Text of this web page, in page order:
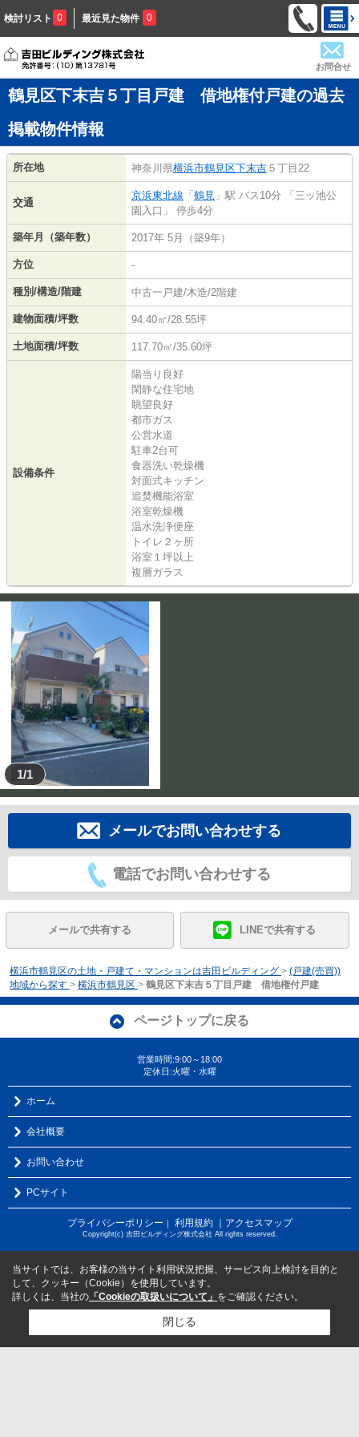
検討リスト 0 最近見た物件 0
お問合せ
鶴見区下末吉５丁目戸建 借地権付戸建の過去
掲載物件情報
所在地 神奈川県横浜市鶴見区下末吉 ５丁目22
交通
京浜東北線 「 鶴見 」駅 バス10分 「三ッ池公
園入口」 停歩4分
築年月（築年数） 2017年 5月（築9年）
方位 -
種別/構造/階建 中古一戸建/木造/2階建
建物面積/坪数 94.40㎡/28.55坪
土地面積/坪数 117.70㎡/35.60坪
設備条件
陽当り良好
閑静な住宅地
眺望良好
都市ガス
公営水道
駐車2台可
食器洗い乾燥機
対面式キッチン
追焚機能浴室
浴室乾燥機
温水洗浄便座
トイレ２ヶ所
浴室１坪以上
複層ガラス
1/1
メールでお問い合わせする
電話でお問い合わせする
メールで共有する LINEで共有する
横浜市鶴見区の土地・戸建て・マンションは吉田ビルディング > (戸建(売買))
地域から探す > 横浜市鶴見区 > 鶴見区下末吉５丁目戸建 借地権付戸建
ページトップに戻る
営業時間:9:00～18:00
定休日:火曜・水曜
ホーム
会社概要
お問い合わせ
PCサイト
プライバシーポリシー ｜ 利用規約 ｜アクセスマップ
Copyright(c) 吉田ビルディング株式会社 All rights reserved.
当サイトでは、お客様の当サイト利用状況把握、サービス向上検討を目的と
して、クッキー（Cookie）を使用しています。
詳しくは、当社の 「Cookieの取扱いについて」 をご確認ください。
閉じる